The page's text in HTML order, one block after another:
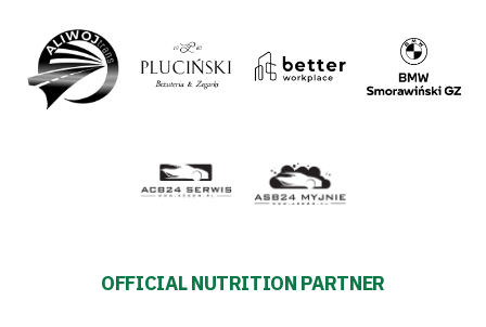
OFFICIAL NUTRITION PARTNER